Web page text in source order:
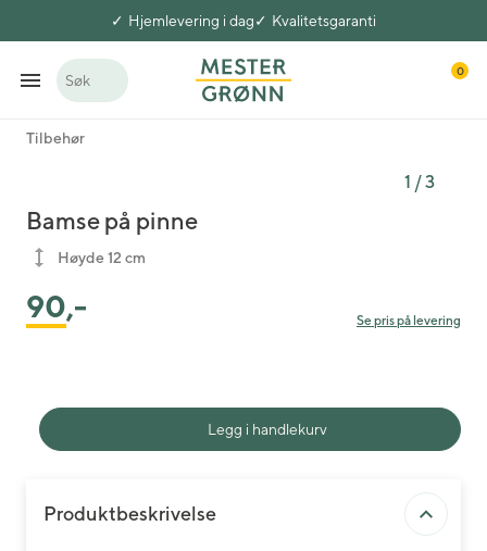
Hjemlevering i dag Kvalitetsgaranti
Søk
0
Tilbehør
1 /3
Bamse på pinne
Høyde 12 cm
90,- Se pris på levering
Legg i handlekurv
Produktbeskrivelse